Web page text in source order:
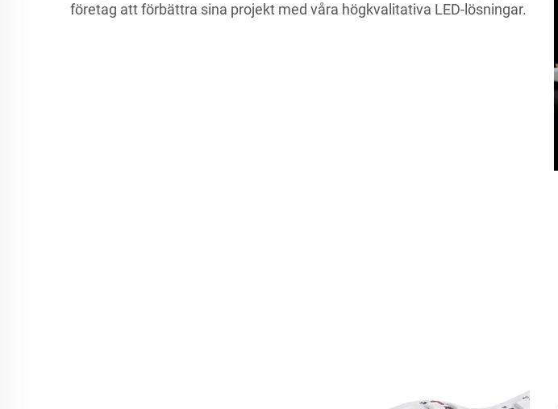
företag att förbättra sina projekt med våra högkvalitativa LED-lösningar.